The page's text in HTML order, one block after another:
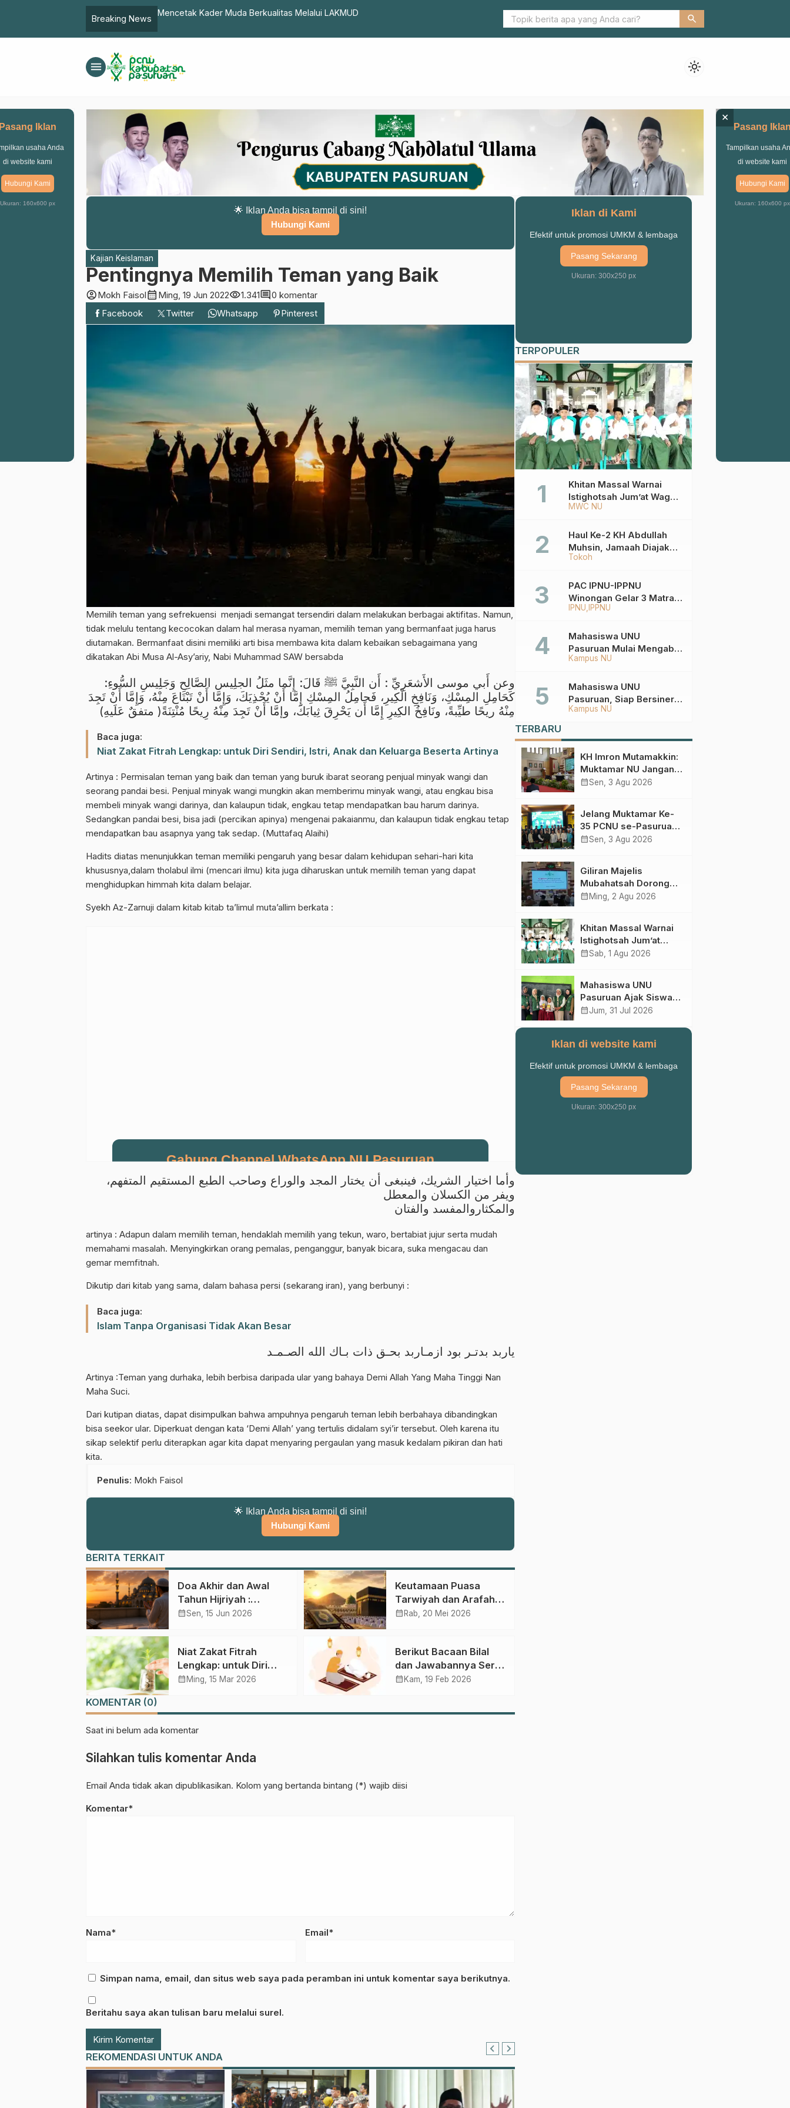
Breaking News
Mencetak Kader Muda Berkualitas Melalui LAKMUD KH Imron Mutamakkin: Shalat Tidak Boleh Ditinggalkan,Dalam Kondisi Apapun.
search
menu light_mode
🌟 Iklan Anda bisa tampil di sini!
Hubungi Kami
Kajian Keislaman
Pentingnya Memilih Teman yang Baik
account_circleMokh Faisolcalendar_month Ming, 19 Jun 2022visibility1.341comment0 komentar
Facebook
Twitter Whatsapp Pinterest
Memilih teman yang sefrekuensi menjadi semangat tersendiri dalam melakukan berbagai aktifitas. Namun,
tidak melulu tentang kecocokan dalam hal merasa nyaman, memilih teman yang bermanfaat juga harus
diutamakan. Bermanfaat disini memiliki arti bisa membawa kita dalam kebaikan sebagaimana yang
dikatakan Abi Musa Al-Asy’ariy, Nabi Muhammad SAW bersabda
وعن أَبي موسى الأَشعَرِيِّ : أَن النَّبِيَّ ﷺ قَالَ: إِنَّما مثَلُ الجلِيس الصَّالِحِ وَجَلِيسِ السُّوءِ:
كَحَامِلِ المِسْكِ، وَنَافِخِ الْكِيرِ، فَحامِلُ المِسْكِ إِمَّا أَنْ يُحْذِيَكَ، وَإِمَّا أَنْ تَبْتَاعَ مِنْهُ، وَإِمَّا أَنْ تَجِدَ
مِنْهُ ريحًا طيِّبةً، ونَافِخُ الكِيرِ إِمَّا أَن يَحْرِقَ ثِيابَكَ، وإمَّا أَنْ تَجِدَ مِنْهُ رِيحًا مُنْتِنَةً( متفقٌ عَلَيهِ)
Baca juga:
Niat Zakat Fitrah Lengkap: untuk Diri Sendiri, Istri, Anak dan Keluarga Beserta Artinya
Artinya : Permisalan teman yang baik dan teman yang buruk ibarat seorang penjual minyak wangi dan
seorang pandai besi. Penjual minyak wangi mungkin akan memberimu minyak wangi, atau engkau bisa
membeli minyak wangi darinya, dan kalaupun tidak, engkau tetap mendapatkan bau harum darinya.
Sedangkan pandai besi, bisa jadi (percikan apinya) mengenai pakaianmu, dan kalaupun tidak engkau tetap
mendapatkan bau asapnya yang tak sedap. (Muttafaq Alaihi)
Hadits diatas menunjukkan teman memiliki pengaruh yang besar dalam kehidupan sehari-hari kita
khususnya,dalam tholabul ilmi (mencari ilmu) kita juga diharuskan untuk memilih teman yang dapat
menghidupkan himmah kita dalam belajar.
Syekh Az-Zarnuji dalam kitab kitab ta’limul muta’allim berkata :
Gabung Channel WhatsApp NU Pasuruan
Dapatkan info kegiatan, kajian, dan berita terbaru langsung dari sumber resmi NU Pasuruan.
وأما اختيار الشريك، فينبغى أن يختار المجد والوراع وصاحب الطبع المستقيم المتفهم،
ويفر من الكسلان والمعطل
والمكثاروالمفسد والفتان
artinya : Adapun dalam memilih teman, hendaklah memilih yang tekun, waro, bertabiat jujur serta mudah
memahami masalah. Menyingkirkan orang pemalas, penganggur, banyak bicara, suka mengacau dan
gemar memfitnah.
Dikutip dari kitab yang sama, dalam bahasa persi (sekarang iran), yang berbunyi :
Baca juga:
Islam Tanpa Organisasi Tidak Akan Besar
ياربد بدتـر بود ازمـاربد بحـق ذات بـاك الله الصـمـد
Artinya :Teman yang durhaka, lebih berbisa daripada ular yang bahaya Demi Allah Yang Maha Tinggi Nan
Maha Suci.
Dari kutipan diatas, dapat disimpulkan bahwa ampuhnya pengaruh teman lebih berbahaya dibandingkan
bisa seekor ular. Diperkuat dengan kata ‘Demi Allah’ yang tertulis didalam syi’ir tersebut. Oleh karena itu
sikap selektif perlu diterapkan agar kita dapat menyaring pergaulan yang masuk kedalam pikiran dan hati
kita.
Penulis: Mokh Faisol
🌟 Iklan Anda bisa tampil di sini!
Hubungi Kami
BERITA TERKAIT
Doa Akhir dan Awal
Tahun Hijriyah :
Bacaan, Arti dan
calendar_monthSen, 15 Jun 2026
Keutamaan Puasa
Tarwiyah dan Arafah
2026: Jadwal, Niat,
calendar_month Rab, 20 Mei 2026
Niat Zakat Fitrah
Lengkap: untuk Diri
Sendiri, Istri, Anak dan
calendar_month Ming, 15 Mar 2026
Berikut Bacaan Bilal
dan Jawabannya Serta
Doa Shalat Tarawih
calendar_month Kam, 19 Feb 2026
KOMENTAR (0)
Saat ini belum ada komentar
Silahkan tulis komentar Anda
Email Anda tidak akan dipublikasikan. Kolom yang bertanda bintang (*) wajib diisi
Komentar*
Nama* Email*
Simpan nama, email, dan situs web saya pada peramban ini untuk komentar saya berikutnya.
Beritahu saya akan tulisan baru melalui surel.
REKOMENDASI UNTUK ANDA
Iklan di Kami
Efektif untuk promosi UMKM & lembaga
Pasang Sekarang
Ukuran: 300x250 px
TERPOPULER
MWC NU
Khitan Massal Warnai
Istighotsah Jum’at Wage
MWCNU Sukorejo
Tokoh
Haul Ke-2 KH Abdullah
Muhsin, Jamaah Diajak
Meneladani
IPNU IPPNU
PAC IPNU-IPPNU
Winongan Gelar 3 Matra
di MA Ma’arif An-Nur
Kampus NU
Mahasiswa UNU
Pasuruan Mulai Mengabdi
di Wonokerto dan Oro-
Programnya
Kampus NU
Mahasiswa UNU
Pasuruan, Siap Bersinergi
Percepat Pembangunan
TERBARU
KH Imron Mutamakkin:
Muktamar NU Jangan
Terjebak pada
calendar_monthSen, 3 Agu 2026
Jelang Muktamar Ke-
35 PCNU se-Pasuruan
Raya Rumuskan
Abad Kedua
calendar_monthSen, 3 Agu 2026
Giliran Majelis
Mubahatsah Dorong
Gagasan Pelembagaan
calendar_month Ming, 2 Agu 2026
Khitan Massal Warnai
Istighotsah Jum’at
Wage MWCNU
calendar_monthSab, 1 Agu 2026
Mahasiswa UNU
Pasuruan Ajak Siswa
SD Al Maksum
calendar_monthJum, 31 Jul 2026
Iklan di website kami
Efektif untuk promosi UMKM & lembaga
Pasang Sekarang
Ukuran: 300x250 px
Iklan
usaha Anda
di website kami
Hubungi Kami
Ukuran: 160x600 px
Pasang
Tampilkan usaha
di website kami
Hubungi Kami
Ukuran: 160x600 px
×